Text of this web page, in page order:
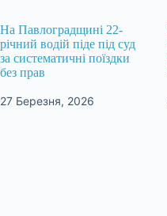
На Павлоградщині 22-
річний водій піде під суд
за систематичні поїздки
без прав
27 Березня, 2026